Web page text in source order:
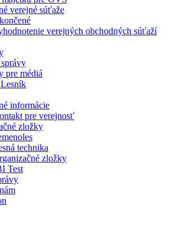
verejné súťaže
verejných obchodných súťaží
pre médiá
informácie
pre verejnosť
zložky
technika
zložky
Test